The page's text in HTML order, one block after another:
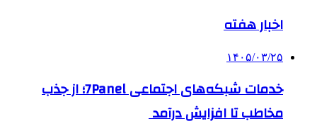
اخبار هفته
۱۴۰۵/۰۳/۲۵
خدمات شبکه‌های اجتماعی 7Panel؛ از جذب
مخاطب تا افزایش درآمد